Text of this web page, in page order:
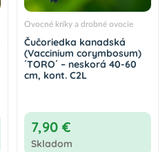
Ovocné kríky a drobné ovocie
Čučoriedka kanadská
(Vaccinium corymbosum)
´TORO´ – neskorá 40-60
cm, kont. C2L
7,90 €
Skladom